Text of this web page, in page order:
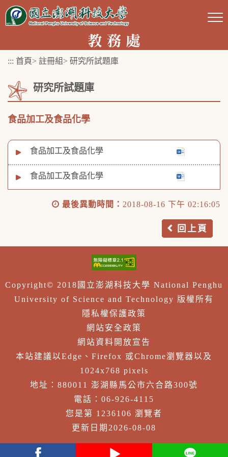
跳
::: 首頁> 註冊組 > 研究所試題庫
研究所試題庫
食品加工及食品化學
食品加工及食品化學
食品加工及食品化學
最後異動時間： 2018-08-16 下午 02:16:05
回上頁
Copyright© 2018國立澎湖科技大學 National Penghu
University of Science and Technology 版權所有
隱私權保護政策
網站安全政策
網站資料開放宣告
本站建議以Edge、Firefox 或Chrome瀏覽器以及
1024x768 pixels
地址：880011 澎湖縣馬公市六合路300號
電話：06-926-4115
您是第 1236106 瀏覽者
更新日期2026-08-08